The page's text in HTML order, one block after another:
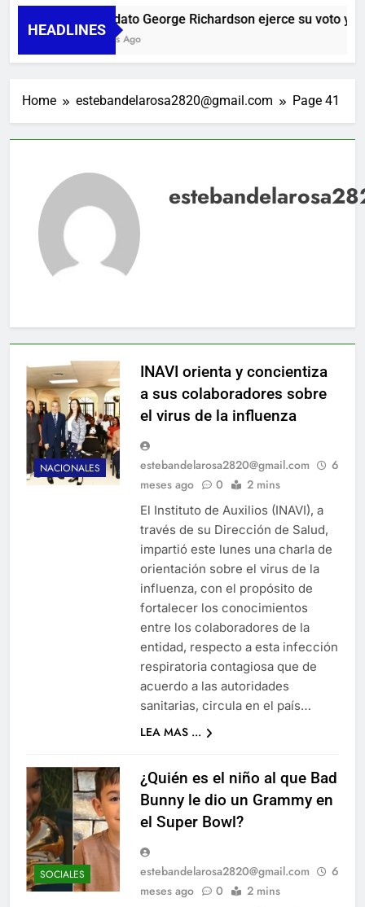
HEADLINES
Candidato George Richardson ejerce su voto y
10 Horas Ago
Home estebandelarosa2820@gmail.com Page 41
NACIONALES
INAVI orienta y concientiza
a sus colaboradores sobre
el virus de la influenza
estebandelarosa2820@gmail.com
6
meses ago
0 2 mins
El Instituto de Auxilios (INAVI), a
través de su Dirección de Salud,
impartió este lunes una charla de
orientación sobre el virus de la
influenza, con el propósito de
fortalecer los conocimientos
entre los colaboradores de la
entidad, respecto a esta infección
respiratoria contagiosa que de
acuerdo a las autoridades
sanitarias, circula en el país…
LEA MAS ...
SOCIALES
¿Quién es el niño al que Bad
Bunny le dio un Grammy en
el Super Bowl?
estebandelarosa2820@gmail.com
6
meses ago
0 2 mins